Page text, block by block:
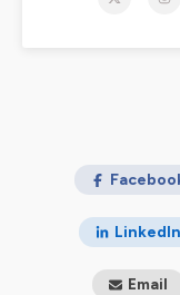
LinkedIn
Email